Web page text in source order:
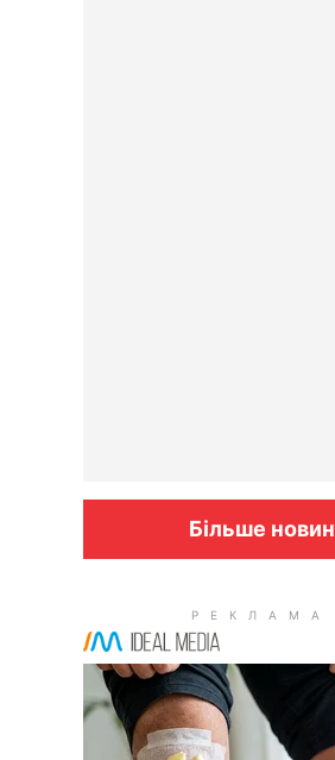
Більше новин